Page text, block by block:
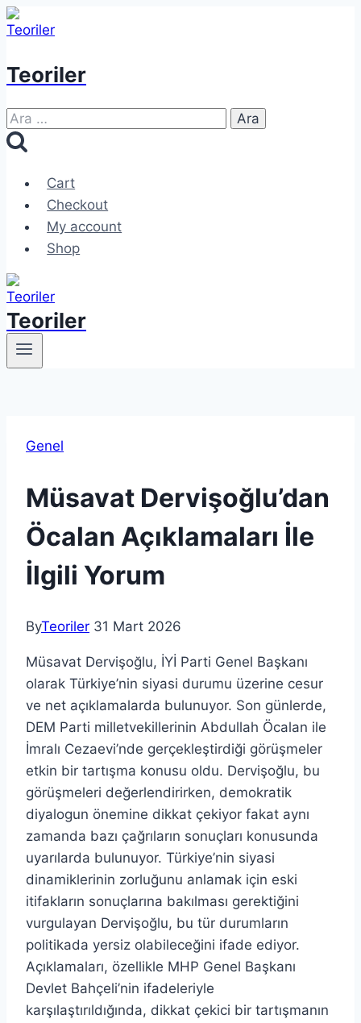
Skip
to
Teoriler
Arama:
Cart
Checkout
My account
Shop
Teoriler
Genel
Müsavat Dervişoğlu’dan
Öcalan Açıklamaları İle
İlgili Yorum
ByTeoriler 31 Mart 2026
Müsavat Dervişoğlu, İYİ Parti Genel Başkanı
olarak Türkiye’nin siyasi durumu üzerine cesur
ve net açıklamalarda bulunuyor. Son günlerde,
DEM Parti milletvekillerinin Abdullah Öcalan ile
İmralı Cezaevi’nde gerçekleştirdiği görüşmeler
etkin bir tartışma konusu oldu. Dervişoğlu, bu
görüşmeleri değerlendirirken, demokratik
diyalogun önemine dikkat çekiyor fakat aynı
zamanda bazı çağrıların sonuçları konusunda
uyarılarda bulunuyor. Türkiye’nin siyasi
dinamiklerinin zorluğunu anlamak için eski
itifakların sonuçlarına bakılması gerektiğini
vurgulayan Dervişoğlu, bu tür durumların
politikada yersiz olabileceğini ifade ediyor.
Açıklamaları, özellikle MHP Genel Başkanı
Devlet Bahçeli’nin ifadeleriyle
karşılaştırıldığında, dikkat çekici bir tartışmanın